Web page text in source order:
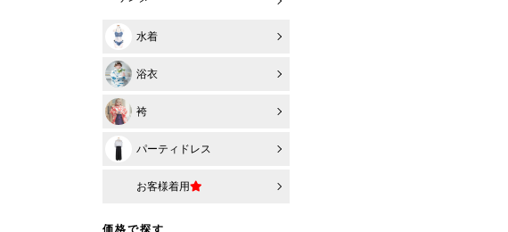
水着
浴衣
袴
パーティドレス
お客様着用
価格で探す